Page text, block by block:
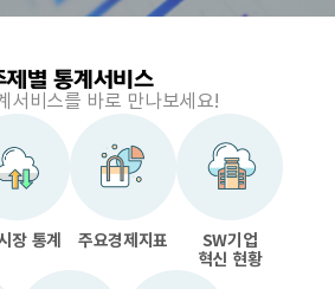
제별 통계서비스
서비스를 바로 만나보세요!
장 통계 주요경제지표
SW기업
혁신 현황